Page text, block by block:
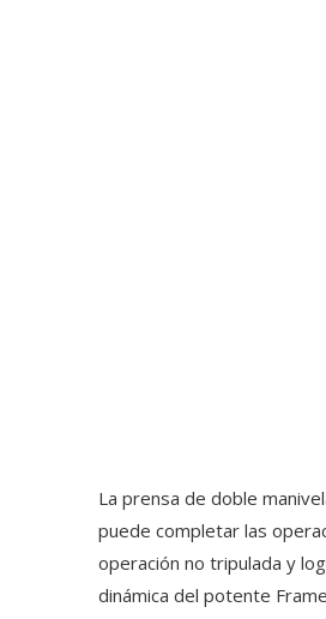
La prensa de doble
puede completar las
operación no tripulada y
dinámica del potente Frame